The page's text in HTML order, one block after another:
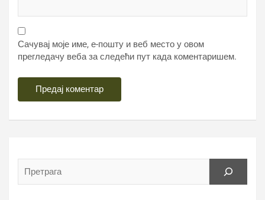
Сачувај моје име, е-пошту и веб место у овом
прегледачу веба за следећи пут када коментаришем.